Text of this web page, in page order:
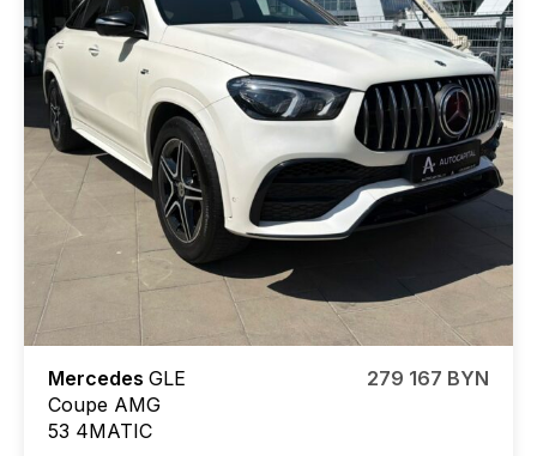
Mercedes GLE
Coupe AMG
53 4MATIC
279 167 BYN